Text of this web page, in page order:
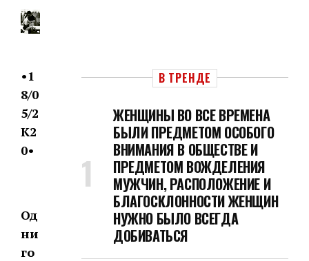
•1
8/0
5/2
К2
0•
Од
ни
го
В ТРЕНДЕ
ЖЕНЩИНЫ ВО ВСЕ ВРЕМЕНА
БЫЛИ ПРЕДМЕТОМ ОСОБОГО
ВНИМАНИЯ В ОБЩЕСТВЕ И
ПРЕДМЕТОМ ВОЖДЕЛЕНИЯ
МУЖЧИН, РАСПОЛОЖЕНИЕ И
БЛАГОСКЛОННОСТИ ЖЕНЩИН
НУЖНО БЫЛО ВСЕГДА
ДОБИВАТЬСЯ